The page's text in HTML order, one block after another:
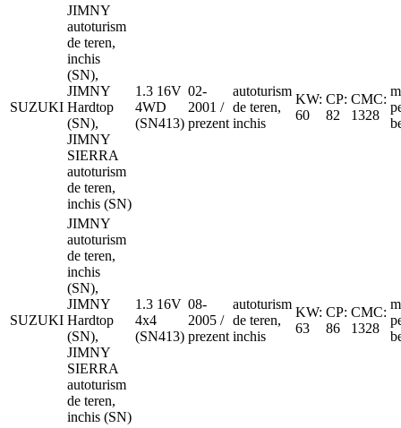
SUZUKI
JIMNY
autoturism
de teren,
inchis
(SN),
JIMNY
Hardtop
(SN),
JIMNY
SIERRA
autoturism
de teren,
inchis (SN)
1.3 16V
4WD
(SN413)
02-
2001 /
prezent
autoturism
de teren,
inchis
KW:
60
CP:
82
CMC:
1328
SUZUKI
JIMNY
autoturism
de teren,
inchis
(SN),
JIMNY
Hardtop
(SN),
JIMNY
SIERRA
autoturism
de teren,
inchis (SN)
1.3 16V
4x4
(SN413)
08-
2005 /
prezent
autoturism
de teren,
inchis
KW:
63
CP:
86
CMC:
1328